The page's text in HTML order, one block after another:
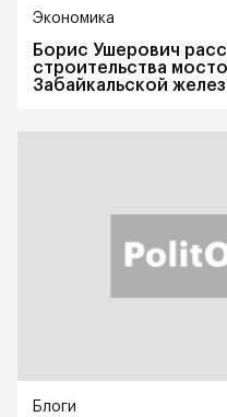
Экономика
Борис Ушерович
строительства
Забайкальской
Блоги